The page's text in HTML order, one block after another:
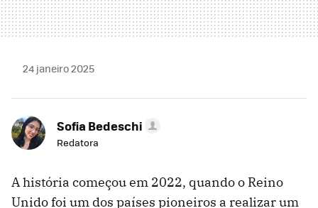
24 janeiro 2025
Sofia Bedeschi
Redatora
A história começou em 2022, quando o Reino
Unido foi um dos países pioneiros a realizar um